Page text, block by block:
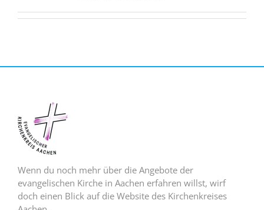
Wenn du noch mehr über die Angebote der
evangelischen Kirche in Aachen erfahren willst, wirf
doch einen Blick auf die Website des Kirchenkreises